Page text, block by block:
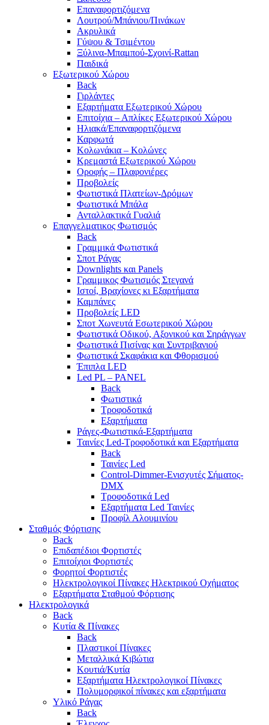
Επαναφορτιζόμενα
Λουτρού/Μπάνιου/Πινάκων
Ακρυλικά
Γύψου & Τσιμέντου
Ξύλινα-Μπαμπού-Σχοινί-Rattan
Παιδικά
Εξωτερικού Χώρου
Back
Γιρλάντες
Εξαρτήματα Εξωτερικού Χώρου
Επιτοίχια – Απλίκες Εξωτερικού Χώρου
Ηλιακά/Επαναφορτιζόμενα
Καρφωτά
Κολωνάκια – Κολώνες
Κρεμαστά Εξωτερικού Χώρου
Οροφής – Πλαφονιέρες
Προβολείς
Φωτιστικά Πλατείων-Δρόμων
Φωτιστικά Μπάλα
Ανταλλακτικά Γυαλιά
Επαγγελματικος Φωτισμός
Back
Γραμμικά Φωτιστικά
Σποτ Ράγας
Downlights και Panels
Γραμμικος Φωτισμός Στεγανά
Ιστοί, Βραχίονες κι Εξαρτήματα
Καμπάνες
Προβολείς LED
Σποτ Χωνευτά Εσωτερικού Χώρου
Φωτιστικά Οδικού, Αξονικού και Σηράγγων
Φωτιστικά Πισίνας και Συντριβανιού
Φωτιστικά Σκαφάκια και Φθορισμού
Έπιπλα LED
Led PL – PANEL
Back
Φωτιστικά
Τροφοδοτικά
Εξαρτήματα
Ράγες-Φωτιστικά-Εξαρτήματα
Ταινίες Led-Τροφοδοτικά και Εξαρτήματα
Back
Ταινίες Led
Control-Dimmer-Ενισχυτές Σήματος-
DMX
Τροφοδοτικά Led
Εξαρτήματα Led Ταινίες
Προφίλ Αλουμινίου
Σταθμός Φόρτισης
Back
Επιδαπέδιοι Φορτιστές
Επιτoίχιοι Φορτιστές
Φορητοί Φορτιστές
Ηλεκτρολογικοί Πίνακες Ηλεκτρικού Οχήματος
Εξαρτήματα Σταθμού Φόρτισης
Ηλεκτρολογικά
Back
Κυτία & Πίνακες
Back
Πλαστικοί Πίνακες
Μεταλλικά Κιβώτια
Κουτιά/Κυτία
Εξαρτήματα Ηλεκτρολογικοί Πίνακες
Πολυμορφικοί πίνακες και εξαρτήματα
Υλικό Ράγας
Back